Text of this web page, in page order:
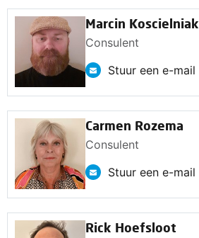
Marcin Koscielniak
Consulent
Stuur een e-mail
Carmen Rozema
Consulent
Stuur een e-mail
Rick Hoefsloot